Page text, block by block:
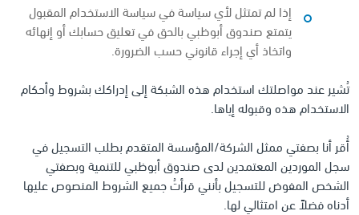
إذا لم تمتثل لأي سياسة في سياسة الاستخدام المقبول
يتمتع صندوق أبوظبي بالحق في تعليق حسابك أو إنهائه
واتخاذ أي إجراء قانوني حسب الضرورة.
تُشير عند مواصلتك استخدام هذه الشبكة إلى إدراكك بشروط وأحكام
الاستخدام هذه وقبوله إياها.
أُقر أنا بصفتي ممثل الشركة/المؤسسة المتقدم بطلب التسجيل في
سجل الموردين المعتمدين لدى صندوق أبوظبي للتنمية وبصفتي
الشخص المفوض للتسجيل بأنني قرأتُ جميع الشروط المنصوص عليها
أدناه فضلاً عن امتثالي لها.